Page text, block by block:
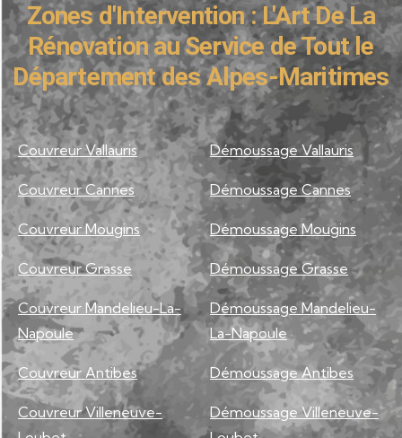
Zones d'Intervention : L'Art De La
Rénovation au Service de Tout le
Département des Alpes-Maritimes
Couvreur Vallauris
Couvreur Cannes
Couvreur Mougins
Couvreur Grasse
Couvreur Mandelieu-La-
Napoule
Couvreur Antibes
Couvreur Villeneuve-
Démoussage Vallauris
Démoussage Cannes
Démoussage Mougins
Démoussage Grasse
Démoussage Mandelieu-
La-Napoule
Démoussage Antibes
Démoussage Villeneuve-